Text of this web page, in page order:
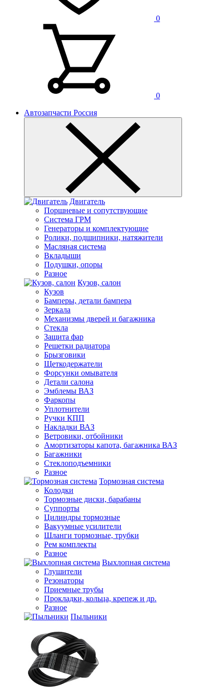
0
0
Автозапчасти Россия
Двигатель
Поршневые и сопутствующие
Система ГРМ
Генераторы и комплектующие
Ролики, подшипники, натяжители
Масляная система
Вкладыши
Подушки, опоры
Разное
Кузов, салон
Кузов
Бамперы, детали бампера
Зеркала
Механизмы дверей и багажника
Стекла
Защита фар
Решетки радиатора
Брызговики
Щеткодержатели
Форсунки омывателя
Детали салона
Эмблемы ВАЗ
Фаркопы
Уплотнители
Ручки КПП
Накладки ВАЗ
Ветровики, отбойники
Амортизаторы капота, багажника ВАЗ
Багажники
Стеклоподъемники
Разное
Тормозная система
Колодки
Тормозные диски, барабаны
Суппорты
Цилиндры тормозные
Вакуумные усилители
Шланги тормозные, трубки
Рем комплекты
Разное
Выхлопная система
Глушители
Резонаторы
Приемные трубы
Прокладки, кольца, крепеж и др.
Разное
Пыльники